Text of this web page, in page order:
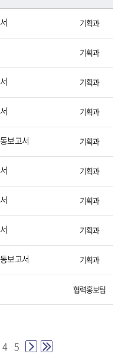
기획과
기획과
기획과
기획과
보고서 기획과
기획과
기획과
기획과
보고서 기획과
협력홍보팀
4 5